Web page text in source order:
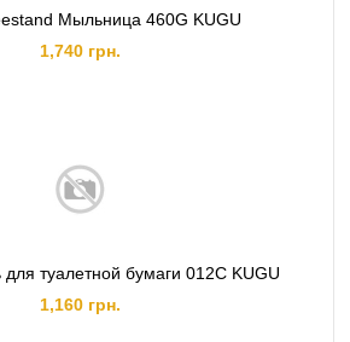
Мыльница 460G KUGU
1,740 грн.
туалетной бумаги 012C KUGU
1,160 грн.